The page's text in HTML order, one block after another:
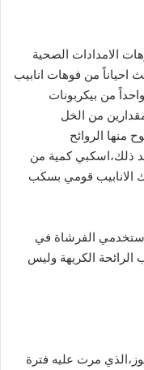
احياناً من فوهات انابيب
من بيكربونات
من الخل
منها الروائح
ذلك،اسكبي كمية من
الانابيب قومي بسكب
الفرشاة في
الكريهة وليس
مرت عليه فترة